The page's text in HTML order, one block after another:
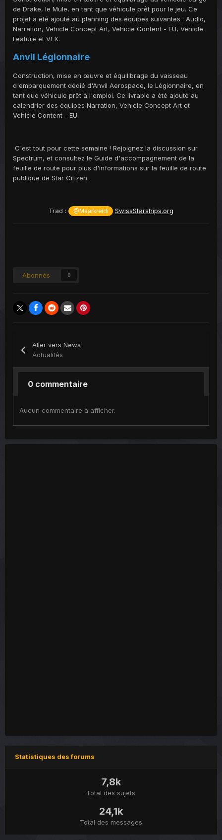
de Drake, le Mule, en tant que véhicule prêt pour le jeu. Ce
projet a été ajouté au planning des équipes suivantes : Audio,
Narration, Vehicle Concept Art, Vehicle Content - EU, Vehicle
Feature et VFX.
Anvil Légionnaire
Construction, mise en œuvre et équilibrage du vaisseau
d'embarquement dédié d'Anvil Aerospace, le Légionnaire, en
tant que véhicule prêt à l'emploi. Ce livrable a été ajouté au
calendrier des équipes Narration, Vehicle Concept Art et
Vehicle Content - EU.
C'est tout pour cette semaine ! Rejoignez la discussion sur
Spectrum, et consultez le Guide d'accompagnement de la
feuille de route pour plus d'informations sur la feuille de route
publique de Star Citizen.
Trad : @Maarkreidi SwissStarships.org
Abonnés 0
Aller vers News
Actualités
0 commentaire
Aucun commentaire à afficher.
Statistiques des forums
7,8k
Total des sujets
24,1k
Total des messages